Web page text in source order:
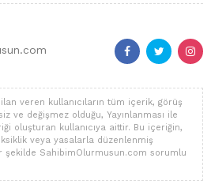
veren kullanıcıların tüm içerik, görüş
ve değişmez olduğu, Yayınlanması ile
oluşturan kullanıcıya aittir. Bu içeriğin,
veya yasalarla düzenlenmiş
şekilde SahibimOlurmusun.com sorumlu